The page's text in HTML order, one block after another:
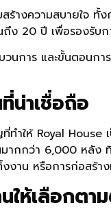
ร้างความสบายใจ ทั้
ถึง 20 ปี เพื่อรองรับ
วนการ และขั้นตอนก
น่าเชื่อถือ
ำให้ Royal House
ากกว่า 6,000 หลัง ที่
งาน หรือการก่อสร้า
ให้เลือกตา